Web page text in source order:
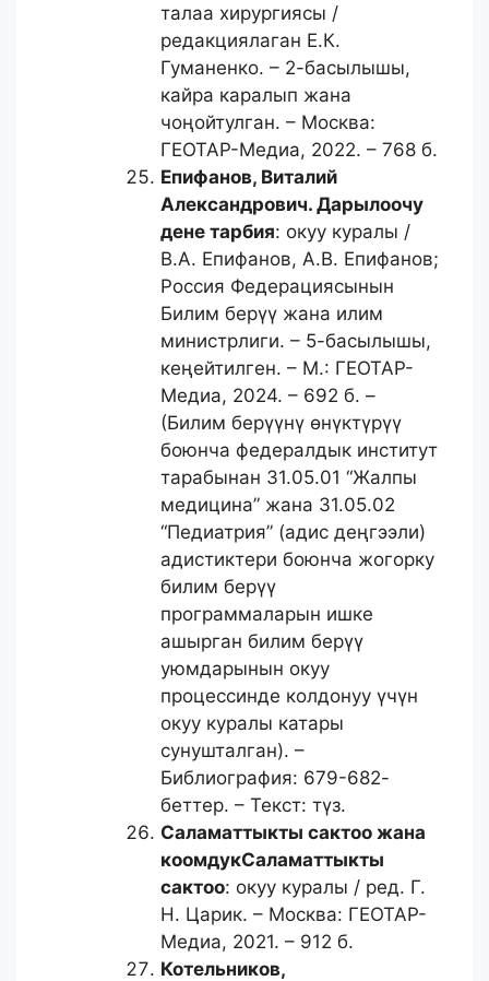
талаа хирургиясы /
редакциялаган Е.К.
Гуманенко. – 2-басылышы,
кайра каралып жана
чоңойтулган. – Москва:
ГЕОТАР-Медиа, 2022. – 768 б.
Епифанов, Виталий
Александрович. Дарылоочу
дене тарбия: окуу куралы /
В.А. Епифанов, А.В. Епифанов;
Россия Федерациясынын
Билим берүү жана илим
министрлиги. – 5-басылышы,
кеңейтилген. – М.: ГЕОТАР-
Медиа, 2024. – 692 б. –
(Билим берүүнү өнүктүрүү
боюнча федералдык институт
тарабынан 31.05.01 “Жалпы
медицина” жана 31.05.02
“Педиатрия” (адис деңгээли)
адистиктери боюнча жогорку
билим берүү
программаларын ишке
ашырган билим берүү
уюмдарынын окуу
процессинде колдонуу үчүн
окуу куралы катары
сунушталган). –
Библиография: 679-682-
беттер. – Текст: түз.
Саламаттыкты сактоо жана
коомдукСаламаттыкты
сактоо: окуу куралы / ред. Г.
Н. Царик. – Москва: ГЕОТАР-
Медиа, 2021. – 912 б.
Котельников,